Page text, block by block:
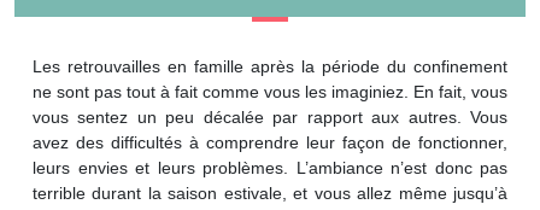
Les retrouvailles en famille après la période du confinement
ne sont pas tout à fait comme vous les imaginiez. En fait, vous
vous sentez un peu décalée par rapport aux autres. Vous
avez des difficultés à comprendre leur façon de fonctionner,
leurs envies et leurs problèmes. L’ambiance n’est donc pas
terrible durant la saison estivale, et vous allez même jusqu’à